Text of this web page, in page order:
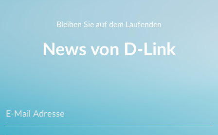
Bleiben Sie auf dem Laufenden
News von D‑Link